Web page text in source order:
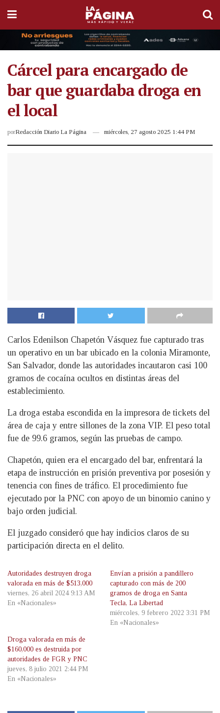
Cárcel para encargado de
bar que guardaba droga en
el local
porRedacción Diario La Página miércoles, 27 agosto 2025 1:44 PM
Carlos Edenilson Chapetón Vásquez fue capturado tras
un operativo en un bar ubicado en la colonia Miramonte,
San Salvador, donde las autoridades incautaron casi 100
gramos de cocaína ocultos en distintas áreas del
establecimiento.
La droga estaba escondida en la impresora de tickets del
área de caja y entre sillones de la zona VIP. El peso total
fue de 99.6 gramos, según las pruebas de campo.
Chapetón, quien era el encargado del bar, enfrentará la
etapa de instrucción en prisión preventiva por posesión y
tenencia con fines de tráfico. El procedimiento fue
ejecutado por la PNC con apoyo de un binomio canino y
bajo orden judicial.
El juzgado consideró que hay indicios claros de su
participación directa en el delito.
Autoridades destruyen droga
valorada en más de $513,000
viernes, 26 abril 2024 9:13 AM
En «Nacionales»
Envían a prisión a pandillero
capturado con más de 200
gramos de droga en Santa
Tecla, La Libertad
miércoles, 9 febrero 2022 3:31 PM
En «Nacionales»
Droga valorada en más de
$160,000 es destruida por
autoridades de FGR y PNC
jueves, 8 julio 2021 2:44 PM
En «Nacionales»